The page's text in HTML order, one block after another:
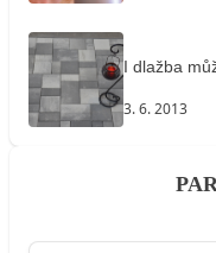
I dlažba
3. 6. 2013